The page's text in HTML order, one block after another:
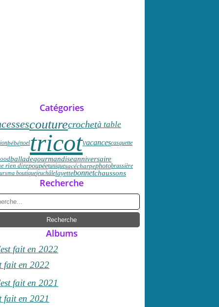
Catégories
couturecrochetà table
bébénoeltricotvacancescasquette
balladegourmandiseanniversaire
rien direpoupéetuniquesacécharpephotobrassière
ma boutiquejeuchâlelayettebonnetchaussons
Recherche
Albums
fait en 2022
fait en 2021